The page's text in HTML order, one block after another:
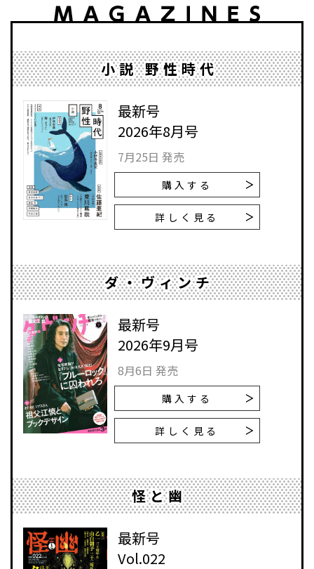
小説 野性時代
最新号
2026年8月号
7月25日 発売
購入する
詳しく見る
ダ・ヴィンチ
最新号
2026年9月号
8月6日 発売
購入する
詳しく見る
怪と幽
最新号
Vol.022